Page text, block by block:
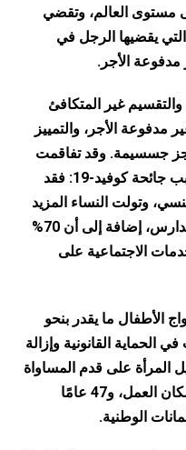
على مستوى العالم، وتقضي
يقضيها الرجل في
مدفوعة الأجر.
غير المتكافئ
مدفوعة الأجر، والتمييز
جسسيمة. وقد تفاقمت
كل مجالات عدم المساواة هذه بسبب جائحة كوفيد-19: فقد
وتولت النساء المزيد
من أعمال الرعاية بسبب إغلاق المدارس، إضافة إلى أن 70%
الاجتماعية على
الأطفال ما يقدر بنحو
في الحماية القانونية وإزالة
و140 عامًا لتمثيل المرأة على قدم المساواة
في مناصب السلطة والقيادة في مكان العمل، و47 عامًا
الوطنية.